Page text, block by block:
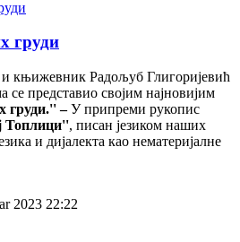
груди
књижевник Радољуб Глигоријевић
представио својим најновијим
груди.'' –У припреми рукопис
Топлици'', писан језиком наших
и дијалекта као нематеријалне
2023 22:22